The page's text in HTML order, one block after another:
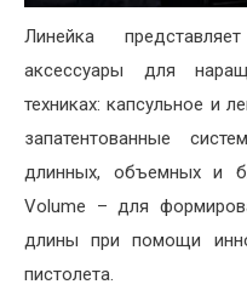
Линейка
аксессуары для
техниках: капсульное и
запатентованные
длинных, объемных и
Volume – для
длины при помощи
пистолета.